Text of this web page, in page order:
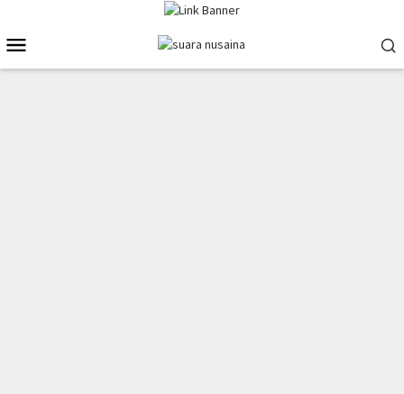
konten
Mobile